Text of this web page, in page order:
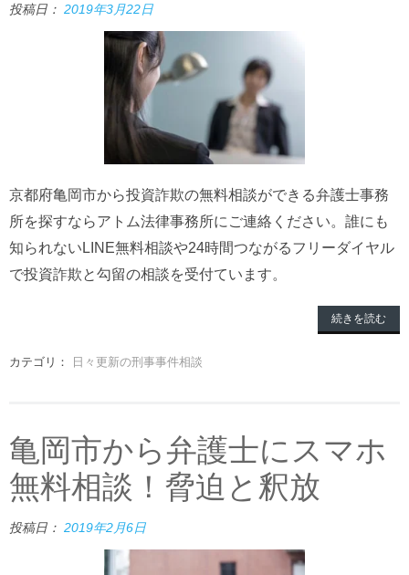
投稿日： 2019年3月22日
京都府亀岡市から投資詐欺の無料相談ができる弁護士事務
所を探すならアトム法律事務所にご連絡ください。誰にも
知られないLINE無料相談や24時間つながるフリーダイヤル
で投資詐欺と勾留の相談を受付ています。
続きを読む
カテゴリ： 日々更新の刑事事件相談
亀岡市から弁護士にスマホ
無料相談！脅迫と釈放
投稿日： 2019年2月6日